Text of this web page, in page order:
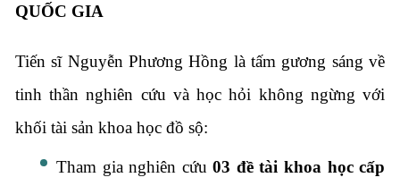
QUỐC GIA
Tiến sĩ Nguyễn Phương Hồng là tấm gương sáng về
tinh thần nghiên cứu và học hỏi không ngừng với
khối tài sản khoa học đồ sộ:
Tham gia nghiên cứu03 đề tài khoa học cấp